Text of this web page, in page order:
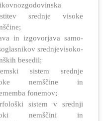
srednje visoke
in izgovorjava samo-
srednjevisoko-
besedil;
sistem srednje
nemščine in
fonemov;
sistem v srednji
nemščini in